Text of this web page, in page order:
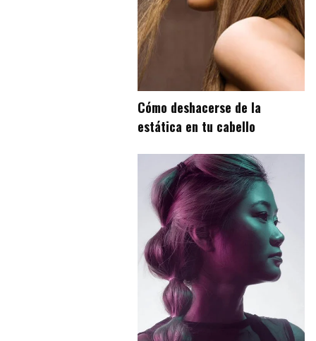
Cómo deshacerse de la
estática en tu cabello